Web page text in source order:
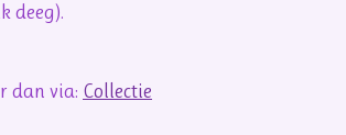
deeg).
dan via: Collectie